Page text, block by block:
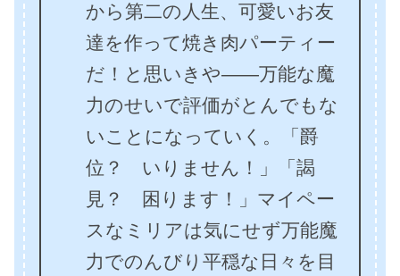
から第二の人生、可愛いお友
達を作って焼き肉パーティー
だ！と思いきや――万能な魔
力のせいで評価がとんでもな
いことになっていく。「爵
位？ いりません！」「謁
見？ 困ります！」マイペー
スなミリアは気にせず万能魔
力でのんびり平穏な日々を目